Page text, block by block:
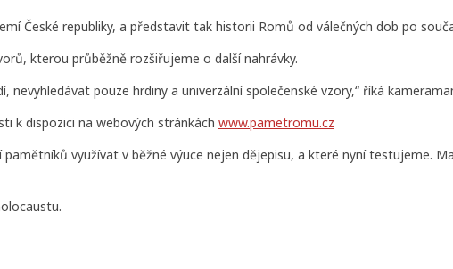
České republiky, a představit tak historii Romů od válečných dob po
kterou průběžně rozšiřujeme o další nahrávky.
pouze hrdiny a univerzální společenské vzory,“ říká
k dispozici na webových stránkách www.pametromu.cz
využívat v běžné výuce nejen dějepisu, a které nyní testujeme.